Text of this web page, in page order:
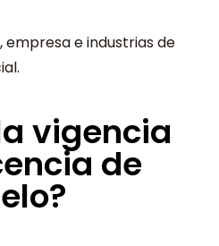
empresa e industrias de
vigencia
de